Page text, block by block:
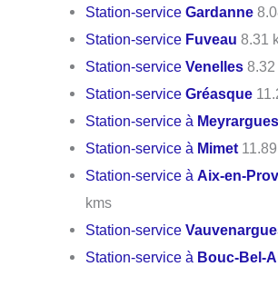
Station-serviceGardanne
Station-service Fuveau 8.31
Station-serviceVenelles
Station-serviceGréasque
Station-service à Meyrargues
Station-service à Mimet
Station-service àAix-en-
kms
Station-service
Station-service à Bouc-Bel-